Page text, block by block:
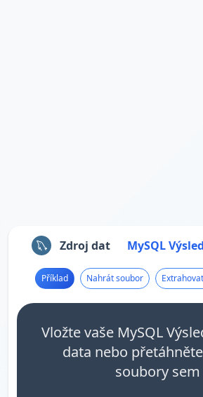
Zdroj dat MySQL
Příklad Nahrát soubor
Vložte vaše MySQL
data nebo
soubory sem